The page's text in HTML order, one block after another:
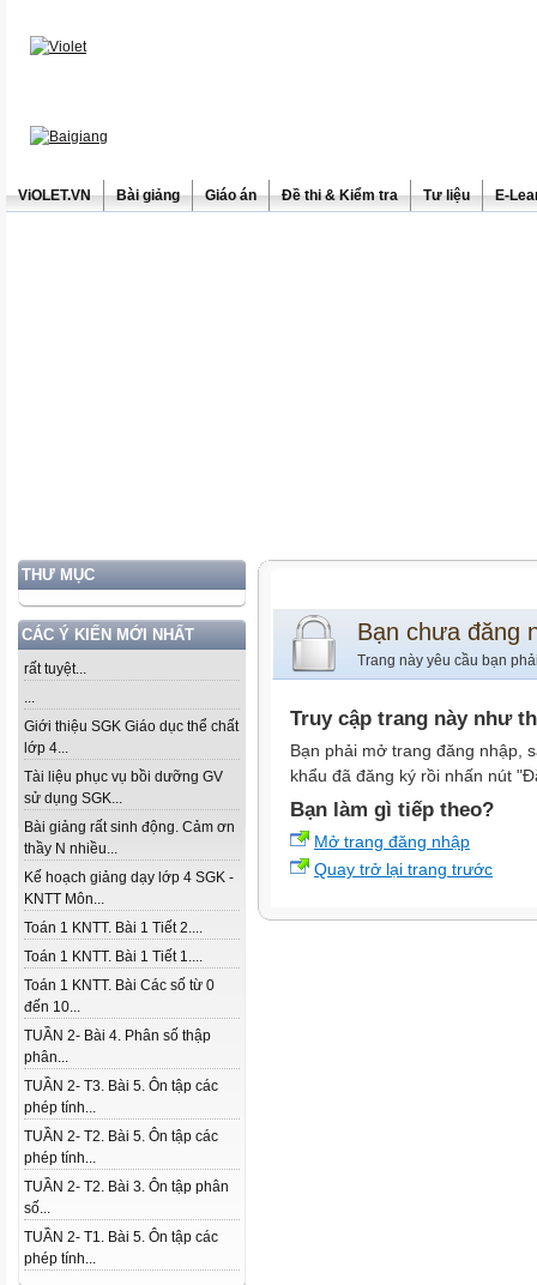
ViOLET.VN Bài giảng Giáo án Đề thi & Kiểm tra Tư liệu E-
THƯ MỤC
CÁC Ý KIẾN MỚI NHẤT
rất tuyệt...
...
Giới thiệu SGK Giáo dục thể chất
lớp 4...
Tài liệu phục vụ bồi dưỡng GV
sử dụng SGK...
Bài giảng rất sinh động. Cảm ơn
thầy N nhiều...
Kế hoạch giảng dạy lớp 4 SGK -
KNTT Môn...
Toán 1 KNTT. Bài 1 Tiết 2....
Toán 1 KNTT. Bài 1 Tiết 1....
Toán 1 KNTT. Bài Các số từ 0
đến 10...
TUẦN 2- Bài 4. Phân số thập
phân...
TUẦN 2- T3. Bài 5. Ôn tập các
phép tính...
TUẦN 2- T2. Bài 5. Ôn tập các
phép tính...
TUẦN 2- T2. Bài 3. Ôn tập phân
số...
TUẦN 2- T1. Bài 5. Ôn tập các
phép tính...
Bạn chưa đăng
Trang này yêu cầu bạn
Truy cập trang này như
Bạn phải mở trang đăng nhập,
khẩu đã đăng ký rồi nhấn nút
Bạn làm gì tiếp theo?
Mở trang đăng nhập
Quay trở lại trang trước